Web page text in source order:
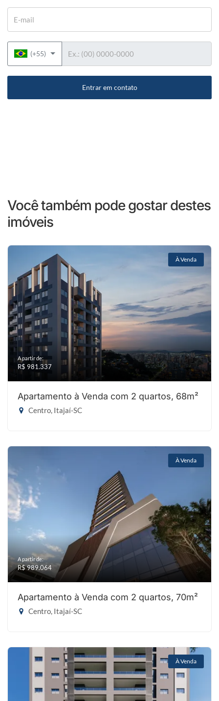
(+55)
Entrar em contato
Você também pode gostar destes
imóveis
À Venda
A partir de:
R$ 981.337
Apartamento à Venda com 2 quartos, 68m²
Centro, Itajaí-SC
À Venda
A partir de:
R$ 989.064
Apartamento à Venda com 2 quartos, 70m²
Centro, Itajaí-SC
À Venda